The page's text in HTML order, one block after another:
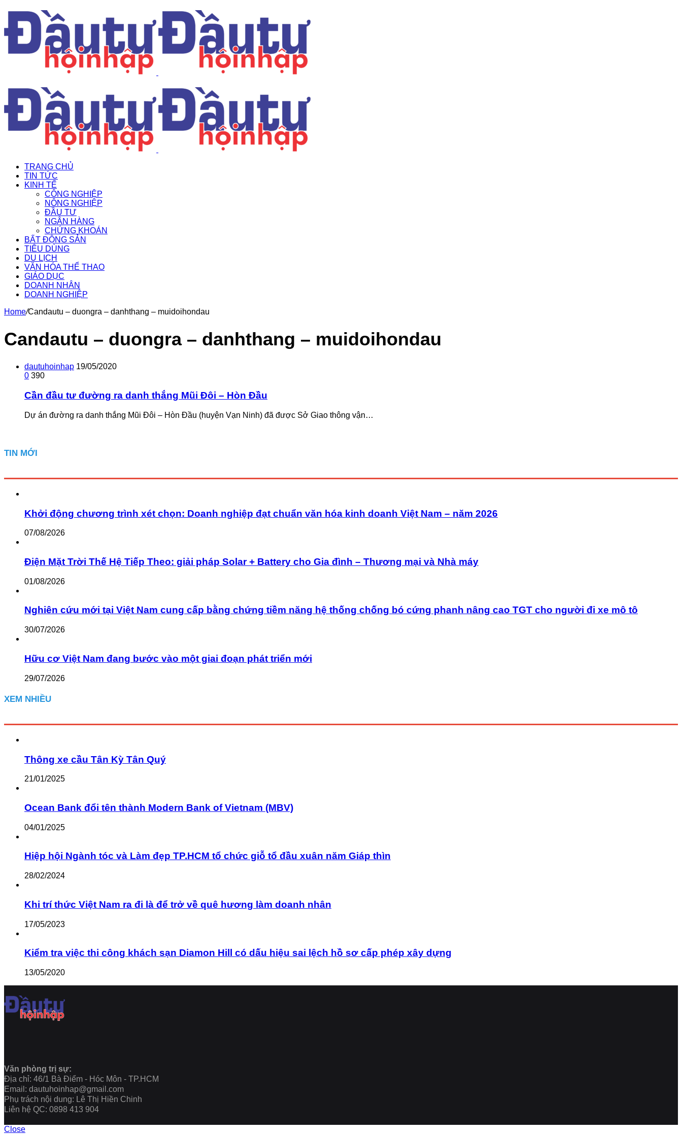
TRANG CHỦ
TIN TỨC
KINH TẾ
CÔNG NGHIỆP
NÔNG NGHIỆP
ĐẦU TƯ
NGÂN HÀNG
CHỨNG KHOÁN
BẤT ĐỘNG SẢN
TIÊU DÙNG
DU LỊCH
VĂN HÓA THỂ THAO
GIÁO DỤC
DOANH NHÂN
DOANH NGHIỆP
Home/Candautu – duongra – danhthang – muidoihondau
Candautu – duongra – danhthang – muidoihondau
dautuhoinhap 19/05/2020
0 390
Cần đầu tư đường ra danh thắng Mũi Đôi – Hòn Đầu
Dự án đường ra danh thắng Mũi Đôi – Hòn Đầu (huyện Vạn Ninh) đã được Sở Giao thông vận…
TIN MỚI
Khởi động chương trình xét chọn: Doanh nghiệp đạt chuẩn văn hóa kinh doanh Việt Nam – năm 2026
07/08/2026
Điện Mặt Trời Thế Hệ Tiếp Theo: giải pháp Solar + Battery cho Gia đình – Thương mại và Nhà máy
01/08/2026
Nghiên cứu mới tại Việt Nam cung cấp bằng chứng tiềm năng hệ thống chống bó cứng phanh nâng cao TGT cho người đi xe mô tô
30/07/2026
Hữu cơ Việt Nam đang bước vào một giai đoạn phát triển mới
29/07/2026
XEM NHIỀU
Thông xe cầu Tân Kỳ Tân Quý
21/01/2025
Ocean Bank đổi tên thành Modern Bank of Vietnam (MBV)
04/01/2025
Hiệp hội Ngành tóc và Làm đẹp TP.HCM tổ chức giỗ tổ đầu xuân năm Giáp thìn
28/02/2024
Khi trí thức Việt Nam ra đi là để trở về quê hương làm doanh nhân
17/05/2023
Kiểm tra việc thi công khách sạn Diamon Hill có dấu hiệu sai lệch hồ sơ cấp phép xây dựng
13/05/2020
Văn phòng trị sự:
Địa chỉ: 46/1 Bà Điểm - Hóc Môn - TP.HCM
Email: dautuhoinhap@gmail.com
Phụ trách nội dung: Lê Thị Hiền Chinh
Liên hệ QC: 0898 413 904
Close